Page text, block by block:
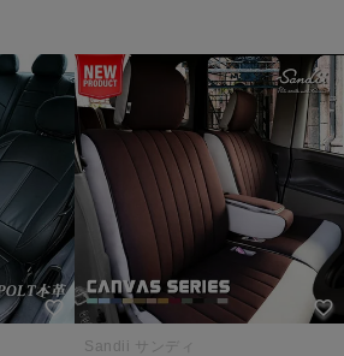
Sandii サンディ